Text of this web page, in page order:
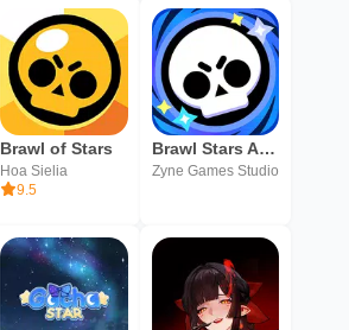
Brawl of Stars
Hoa Sielia
9.5
Brawl Stars Arena
Zyne Games Studio